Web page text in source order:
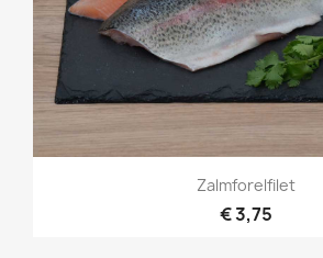
Zalmforelfilet
€ 3,75